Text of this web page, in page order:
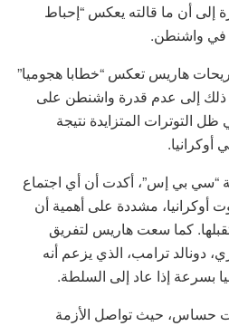
إلى أن ما قالته يعكس “إحباط
في واشنطن.
هاريس تعكس “خطابا هجوميا”
ذلك إلى عدم قدرة واشنطن على
التوترات المتزايدة نتيجة
أوكرانيا.
“سي بي إس”، أكدت أن أي اجتماع
مشددة على أهمية أن
كما سعت هاريس لتفريق
دونالد ترامب، الذي يزعم أنه
بسرعة إذا عاد إلى السلطة.
حساس، حيث تواصل الأزمة